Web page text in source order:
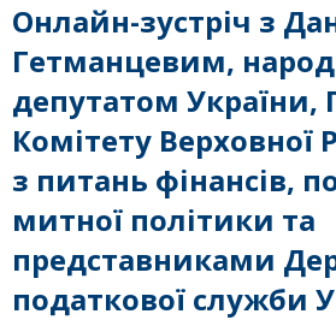
Онлайн-зустріч з
Гетманцевим,
депутатом України,
Комітету Верховної
з питань фінансів,
митної політики та
представниками
податкової служби